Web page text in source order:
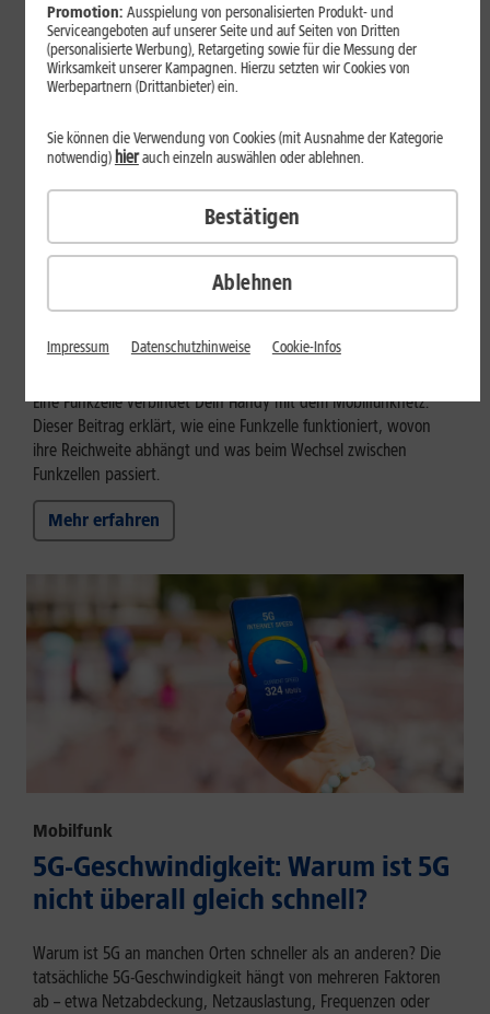
Wie funktioniert eine Funkzelle im
Mobilfunk?
Eine Funkzelle verbindet Dein Handy mit dem Mobilfunknetz.
Dieser Beitrag erklärt, wie eine Funkzelle funktioniert, wovon
ihre Reichweite abhängt und was beim Wechsel zwischen
Funkzellen passiert.
Mehr erfahren
Mobilfunk
5G-Geschwindigkeit: Warum ist 5G
nicht überall gleich schnell?
Warum ist 5G an manchen Orten schneller als an anderen? Die
tatsächliche 5G-Geschwindigkeit hängt von mehreren Faktoren
ab – etwa Netzabdeckung, Netzauslastung, Frequenzen oder
Promotion: Ausspielung von personalisierten Produkt- und
Serviceangeboten auf unserer Seite und auf Seiten von Dritten
(personalisierte Werbung), Retargeting sowie für die Messung der
Wirksamkeit unserer Kampagnen. Hierzu setzten wir Cookies von
Werbepartnern (Drittanbieter) ein.
Ablehnen
Sie können die Verwendung von Cookies (mit Ausnahme der Kategorie
notwendig) hierauch einzeln auswählen oder ablehnen.
Bestätigen
Impressum Datenschutzhinweise Cookie-Infos